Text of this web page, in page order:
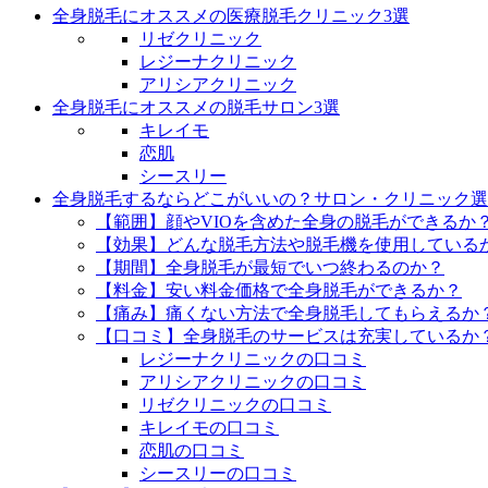
全身脱毛にオススメの医療脱毛クリニック3選
リゼクリニック
レジーナクリニック
アリシアクリニック
全身脱毛にオススメの脱毛サロン3選
キレイモ
恋肌
シースリー
全身脱毛するならどこがいいの？サロン・クリニック
【範囲】顔やVIOを含めた全身の脱毛ができるか？
【効果】どんな脱毛方法や脱毛機を使用している
【期間】全身脱毛が最短でいつ終わるのか？
【料金】安い料金価格で全身脱毛ができるか？
【痛み】痛くない方法で全身脱毛してもらえるか
【口コミ】全身脱毛のサービスは充実しているか
レジーナクリニックの口コミ
アリシアクリニックの口コミ
リゼクリニックの口コミ
キレイモの口コミ
恋肌の口コミ
シースリーの口コミ